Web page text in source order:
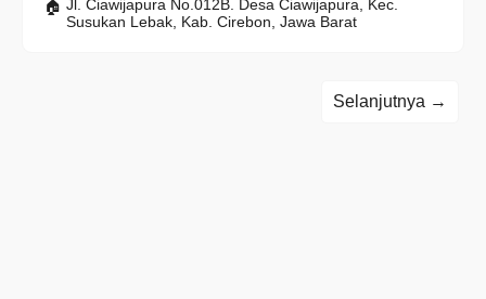
Jl. Ciawijapura No.012B. Desa Ciawijapura, Kec.
Susukan Lebak, Kab. Cirebon, Jawa Barat
Selanjutnya →